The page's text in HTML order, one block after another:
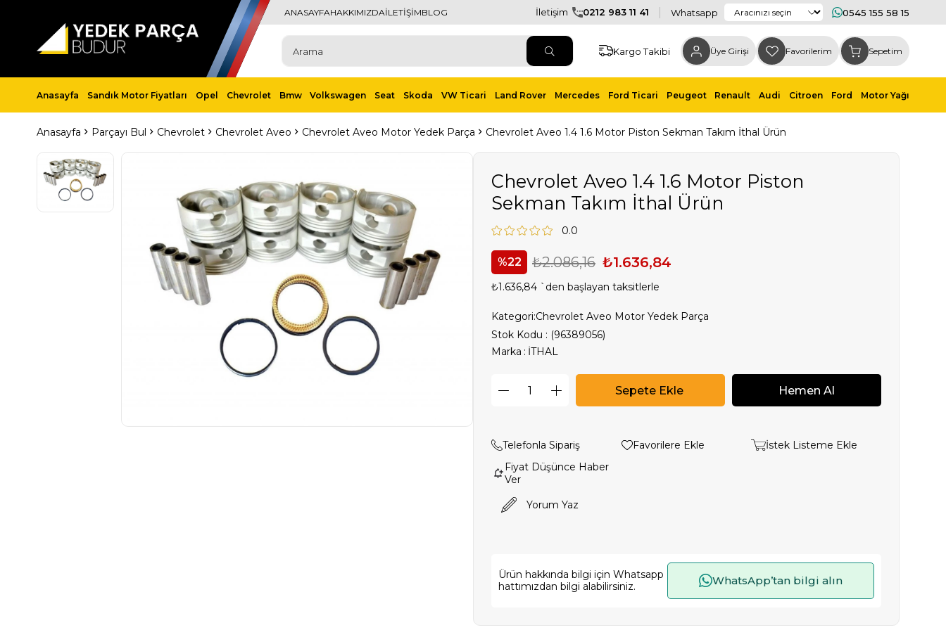
ANASAYFAHAKKIMIZDAİLETİŞİMBLOG İletişim 0212 983 11 41 Whatsapp 0545 155 58 15
Kargo Takibi Üye Girişi Favorilerim Sepetim
Anasayfa Sandık Motor Fiyatları Opel Chevrolet Bmw Volkswagen Seat Skoda VW Ticari Land Rover Mercedes Ford Ticari Peugeot Renault Audi Citroen Ford Motor Yağı
Anasayfa Parçayı Bul Chevrolet Chevrolet Aveo Chevrolet Aveo Motor Yedek Parça Chevrolet Aveo 1.4 1.6 Motor Piston Sekman Takım İthal Ürün
Chevrolet Aveo 1.4 1.6 Motor Piston
Sekman Takım İthal Ürün
0.0
22 ₺2.086,16 ₺1.636,84
₺1.636,84 `den başlayan taksitlerle
Kategori:Chevrolet Aveo Motor Yedek Parça
Stok Kodu
(96389056)
Marka : İTHAL
Telefonla Sipariş Favorilere Ekle
İstek Listeme Ekle
Fiyat Düşünce Haber
Ver
Yorum Yaz
Ürün hakkında bilgi için Whatsapp
hattımızdan bilgi alabilirsiniz.
WhatsApp’tan bilgi alın